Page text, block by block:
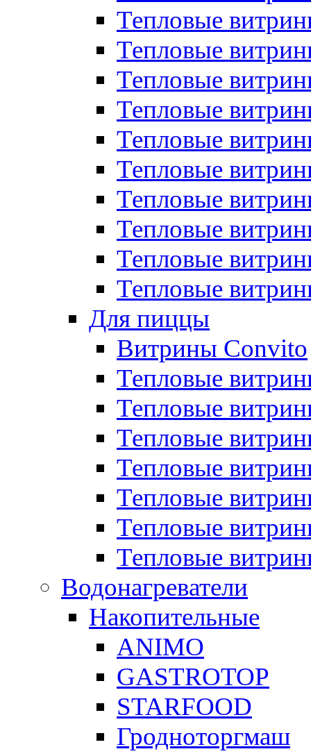
Тепловые
Тепловые
Тепловые
Тепловые
Тепловые
Тепловые
Тепловые
Тепловые
Тепловые
Тепловые
Для пиццы
Витрины Convito
Тепловые
Тепловые
Тепловые
Тепловые
Тепловые
Тепловые
Тепловые
Водонагреватели
Накопительные
ANIMO
GASTROTOP
STARFOOD
Гродноторгмаш